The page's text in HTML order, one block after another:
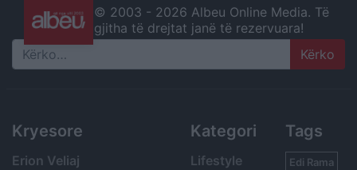
© 2003 - 2026 Albeu Online Media. Të
gjitha të drejtat janë të rezervuara!
Search
Kryesore
Erion Veliaj
Kategori
Lifestyle
Tags
Edi Rama